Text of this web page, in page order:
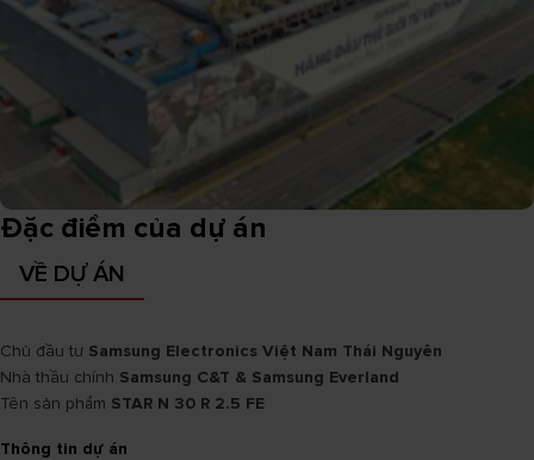
Đặc điểm của dự án
VỀ DỰ ÁN
Chủ đầu tư Samsung Electronics Việt Nam Thái Nguyên
Nhà thầu chính Samsung C&T & Samsung Everland
Tên sản phẩm STAR N 30 R 2.5 FE
Thông tin dự án